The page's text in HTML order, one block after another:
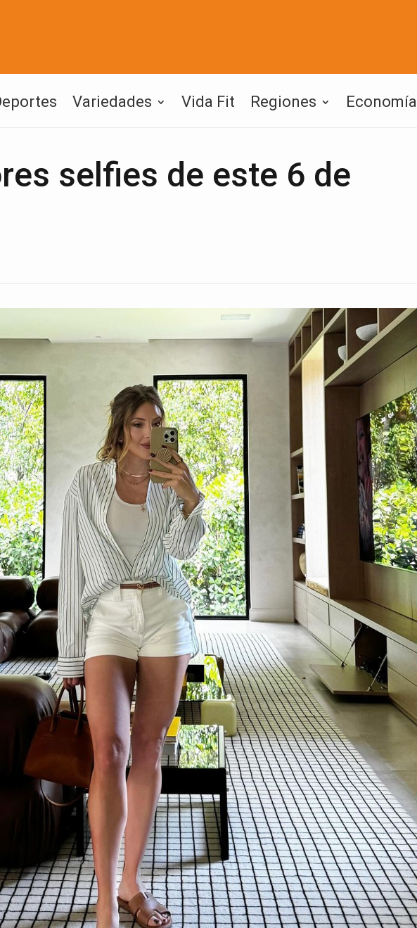
Variedades Vida Fit Regiones Economía
selfies de este 6 de